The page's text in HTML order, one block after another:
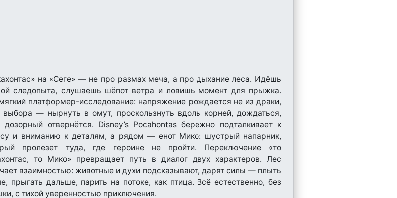
на «Сеге» — не про размах меча, а про дыхание леса. Идёшь
следопыта, слушаешь шёпот ветра и ловишь момент для прыжка.
платформер-исследование: напряжение рождается не из драки,
выбора — нырнуть в омут, проскользнуть вдоль корней, дождаться,
дозорный отвернётся. Disney’s Pocahontas бережно подталкивает к
и вниманию к деталям, а рядом — енот Мико: шустрый напарник,
пролезет туда, где героине не пройти. Переключение «то
то Мико» превращает путь в диалог двух характеров. Лес
взаимностью: животные и духи подсказывают, дарят силы — плыть
прыгать дальше, парить на потоке, как птица. Всё естественно, без
с тихой уверенностью приключения.